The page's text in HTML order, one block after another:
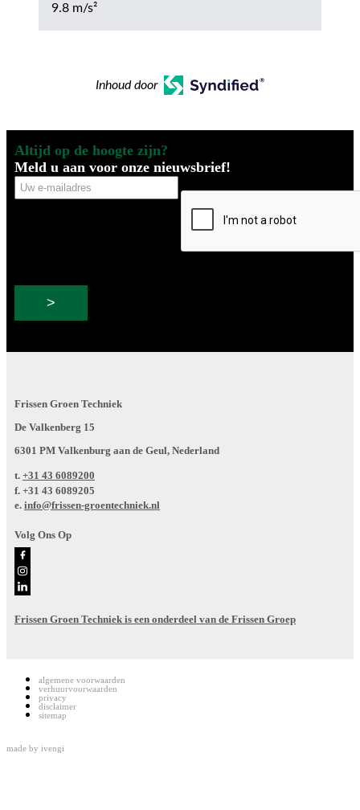
9.8 m/s²
Inhoud door
Altijd op de hoogte zijn?
Meld u aan voor onze nieuwsbrief!
Uw
e-
Frissen Groen Techniek
De Valkenberg 15
6301 PM Valkenburg aan de Geul, Nederland
t. +31 43 6089200
f. +31 43 6089205
e. info@frissen-groentechniek.nl
Volg Ons Op
Frissen Groen Techniek is een onderdeel van de Frissen Groep
algemene voorwaarden
verhuurvoorwaarden
privacy
disclaimer
sitemap
made by ivengi